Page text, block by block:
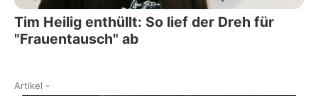
Tim Heilig enthüllt: So lief der Dreh für
"Frauentausch" ab
Artikel -